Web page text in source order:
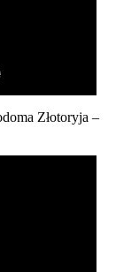
Złotoryja –